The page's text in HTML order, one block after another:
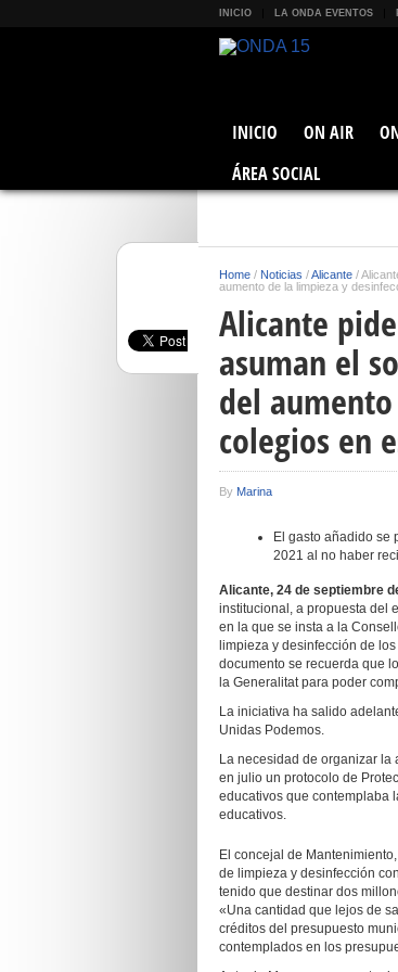
INICIO LA ONDA EVENTOS
INICIO ON AIR
ÁREA SOCIAL
Home / Noticias /Alicante /
aumento de la limpieza y
Alicante
asuman el
del
colegios en
By Marina
El gasto añadido se
2021 al no haber
Alicante, 24 de septiembre
institucional, a propuesta del
en la que se insta a la
limpieza y desinfección de
documento se recuerda que
la Generalitat para poder
La iniciativa ha salido
Unidas Podemos.
La necesidad de organizar
en julio un protocolo de
educativos que contemplaba
educativos.
El concejal de
de limpieza y desinfección
tenido que destinar dos
«Una cantidad que lejos de
créditos del presupuesto
contemplados en los